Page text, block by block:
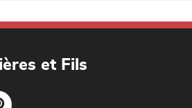
et Fils